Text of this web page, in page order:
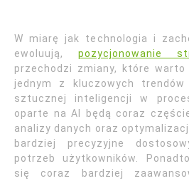
W miarę jak technologia i
ewoluują, pozycjonowanie
przechodzi zmiany, które
jednym z kluczowych
sztucznej inteligencji w
oparte na AI będą coraz
analizy danych oraz
bardziej precyzyjne
potrzeb użytkowników.
się coraz bardziej